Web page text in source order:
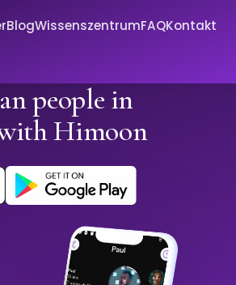
BlogWissenszentrumFAQKontakt
people in
Himoon